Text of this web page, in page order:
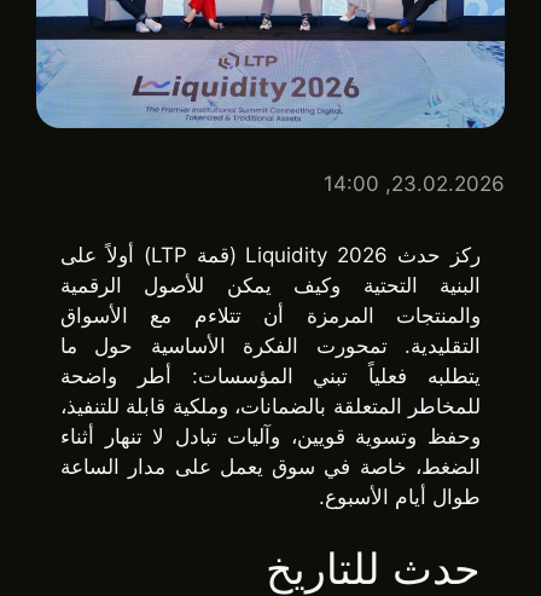
23.02.2026, 14:00
ركز حدث Liquidity 2026 (قمة LTP) أولاً على
البنية التحتية وكيف يمكن للأصول الرقمية
والمنتجات المرمزة أن تتلاءم مع الأسواق
التقليدية. تمحورت الفكرة الأساسية حول ما
يتطلبه فعلياً تبني المؤسسات: أطر واضحة
للمخاطر المتعلقة بالضمانات، وملكية قابلة للتنفيذ،
وحفظ وتسوية قويين، وآليات تبادل لا تنهار أثناء
الضغط، خاصة في سوق يعمل على مدار الساعة
طوال أيام الأسبوع.
حدث للتاريخ